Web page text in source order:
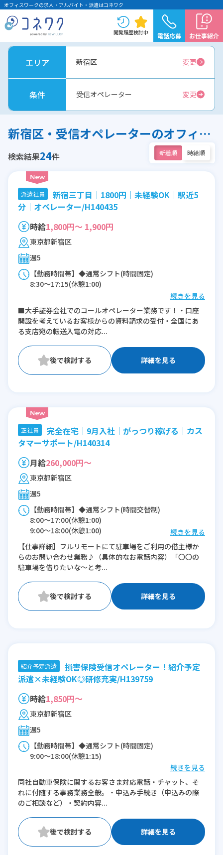
オフィスワークの求人・アルバイト・派遣はコネワク
閲覧履歴検討中 電話応募 お仕事紹介
エリア 新宿区 変更
条件 受信オペレーター 変更
新宿区・受信オペレーターのオフィスワーク求人
検索結果24件 新着順 時給順
派遣社員
新宿三丁目│1800円│未経験OK│駅近5
分│オペレーター/H140435
時給1,800円～ 1,900円
東京都新宿区
週5
【勤務時間帯】◆通常シフト(時間固定)
8:30〜17:15(休憩1:00)
※残業：0〜10時間程度/月
続きを見る
■大手証券会社でのコールオペレーター業務です！・口座
開設を考えているお客様からの資料請求の受付・全国にあ
る支店宛の転送入電の対応...
詳細を見る
正社員
完全在宅｜9月入社｜がっつり稼げる｜カス
タマーサポート/H140314
月給260,000円～
東京都新宿区
週5
【勤務時間帯】◆通常シフト(時間交替制)
8:00〜17:00(休憩1:00)
9:00〜18:00(休憩1:00)
11:00〜20:00(休憩1:00)
※残業：5〜10時間程度/月
続きを見る
【仕事詳細】フルリモートにて駐車場をご利用の借主様か
らのお問い合わせ業務♪（具体的なお電話内容）「〇〇の
駐車場を借りたいな～と考...
詳細を見る
紹介予定派遣
損害保険受信オペレーター！紹介予定
派遣×未経験OK◎研修充実/H139759
時給1,850円～
東京都新宿区
週5
【勤務時間帯】◆通常シフト(時間固定)
9:00〜18:00(休憩1:15)
※残業：0〜10時間程度/月
続きを見る
同社自動車保険に関するお客さま対応電話・チャット、そ
れに付随する事務業務全般。・申込み手続き（申込みの際
のご相談など）・契約内容...
詳細を見る